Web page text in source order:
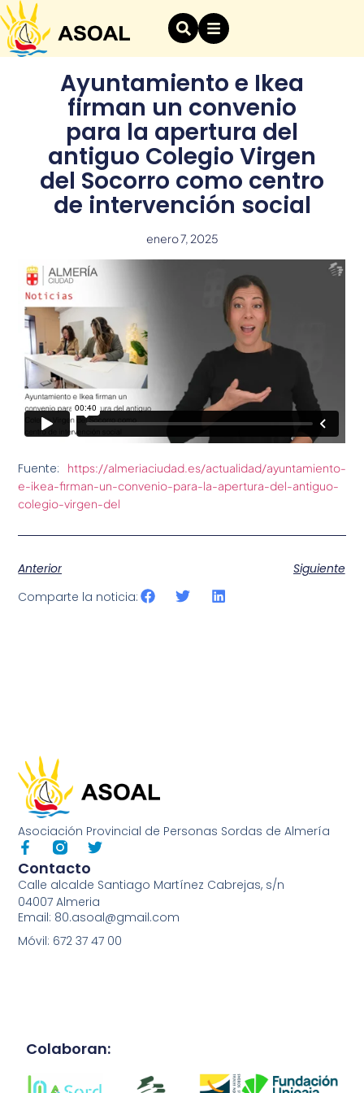
Ayuntamiento e Ikea
firman un convenio
para la apertura del
antiguo Colegio Virgen
del Socorro como centro
de intervención social
enero 7, 2025
Fuente:
https://almeriaciudad.es/actualidad/ayuntamiento-
e-ikea-firman-un-convenio-para-la-apertura-del-antiguo-
colegio-virgen-del
Anterior
Siguiente
Comparte la noticia:
Asociación Provincial de Personas Sordas de Almería
Contacto
Calle alcalde Santiago Martínez Cabrejas, s/n
04007 Almeria
Email: 80.asoal@gmail.com
Móvil: 672 37 47 00
Colaboran: